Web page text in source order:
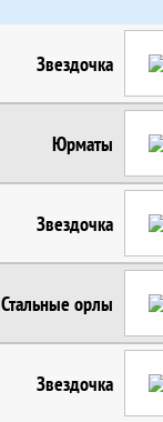
Звездочка
Юрматы
Звездочка
Стальные орлы
Звездочка